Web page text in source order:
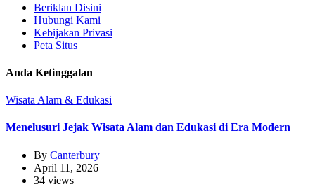
Beriklan Disini
Hubungi Kami
Kebijakan Privasi
Peta Situs
Anda Ketinggalan
Wisata Alam & Edukasi
Menelusuri Jejak Wisata Alam dan Edukasi di Era Modern
By Canterbury
April 11, 2026
34 views